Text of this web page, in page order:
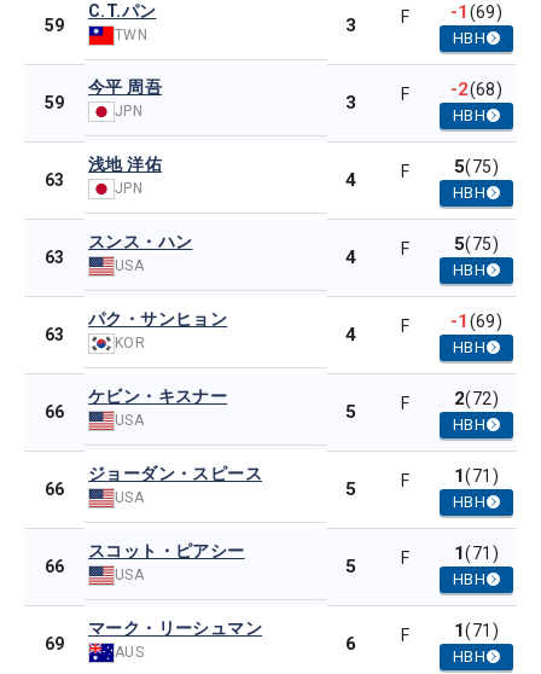
59
C.T.パン
TWN 3 F -1(69)
HBH
59
今平 周吾
JPN 3 F -2(68)
HBH
63
浅地 洋佑
JPN 4 F 5(75)
HBH
63
スンス・ハン
USA 4 F 5(75)
HBH
63
パク・サンヒョン
KOR 4 F -1(69)
HBH
66
ケビン・キスナー
USA 5 F 2(72)
HBH
66
ジョーダン・スピース
USA 5 F 1(71)
HBH
66
スコット・ピアシー
USA 5 F 1(71)
HBH
69
マーク・リーシュマン
AUS 6 F 1(71)
HBH